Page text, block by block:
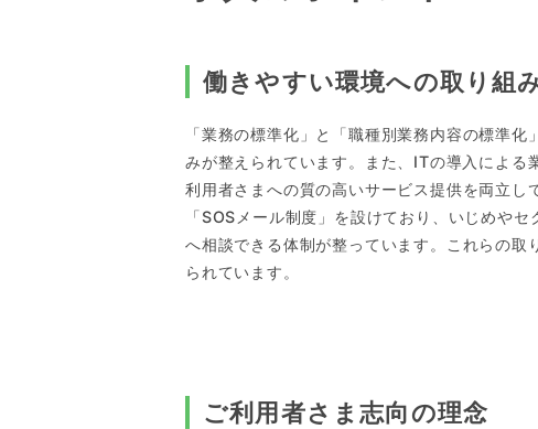
働きやすい環境への取り組
「業務の標準化」と「職種別業務内容の標準
みが整えられています。また、ITの導入による
利用者さまへの質の高いサービス提供を両立し
「SOSメール制度」を設けており、いじめや
へ相談できる体制が整っています。これらの
られています。
ご利用者さま志向の理念